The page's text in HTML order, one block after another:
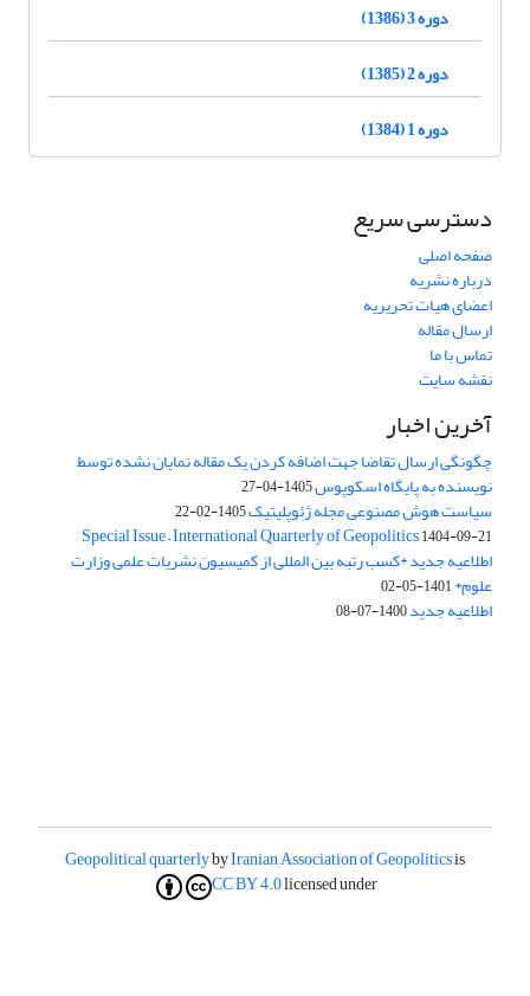
دوره 3 (1386)
دوره 2 (1385)
دوره 1 (1384)
دسترسی سریع
صفحه اصلی
درباره نشریه
اعضای هیات تحریریه
ارسال مقاله
تماس با ما
نقشه سایت
آخرین اخبار
چگونگی ارسال تقاضا جهت اضافه کردن یک مقاله نمایان نشده توسط
نویسنده به پایگاه اسکوپوس1405-04-27
سیاست هوش مصنوعی مجله ژئوپلیتیک1405-02-22
Special Issue – International Quarterly of Geopolitics1404-09-21
اطلاعیه جدید *کسب رتبه بین المللی از کمیسیون نشریات علمی وزارت
علوم*1401-05-02
اطلاعیه جدید1400-07-08
Geopolitical quarterlybyIranian Association of Geopoliticsis
licensed under
CC BY 4.0